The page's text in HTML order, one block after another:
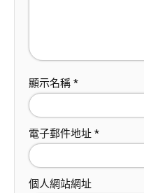
顯示名稱 *
電子郵件地址 *
個人網站網址